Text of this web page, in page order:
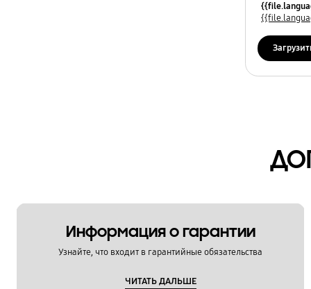
OT_OthersИнформация о гарантии
Узнайте, что входит в гарантийные обязательства
ЧИТАТЬ ДАЛЬШЕ